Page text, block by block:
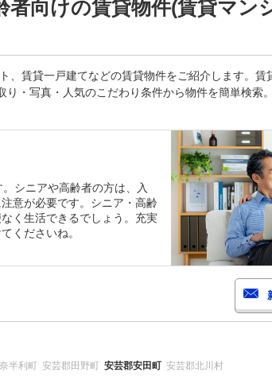
者向けの賃貸物件(賃貸マン
賃貸一戸建てなどの賃貸物件をご紹介します。賃
・写真・人気のこだわり条件から物件を簡単検索
シニアや高齢者の方は、入
意が必要です。シニア・高齢
く生活できるでしょう。充実
くださいね。
半利町 安芸郡田野町 安芸郡安田町 安芸郡北川村